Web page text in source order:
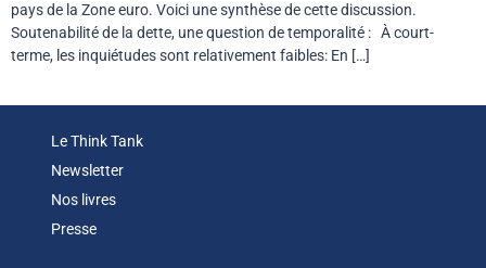
pays de la Zone euro. Voici une synthèse de cette discussion.
Soutenabilité de la dette, une question de temporalité : À court-
terme, les inquiétudes sont relativement faibles: En […]
Le Think Tank
Newsletter
Nos livres
Presse